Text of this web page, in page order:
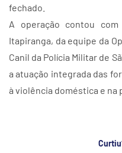
fechado.
A operação contou
Itapiranga, da equipe da
Canil da Polícia Militar de
a atuação integrada das
à violência doméstica e na